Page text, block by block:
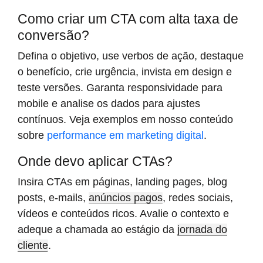
Como criar um CTA com alta taxa de
conversão?
Defina o objetivo, use verbos de ação, destaque
o benefício, crie urgência, invista em design e
teste versões. Garanta responsividade para
mobile e analise os dados para ajustes
contínuos. Veja exemplos em nosso conteúdo
sobre performance em marketing digital .
Onde devo aplicar CTAs?
Insira CTAs em páginas, landing pages, blog
posts, e-mails, anúncios pagos, redes sociais,
vídeos e conteúdos ricos. Avalie o contexto e
adeque a chamada ao estágio da jornada do
cliente.